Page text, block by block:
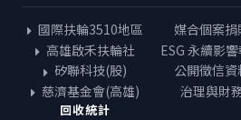
國際扶輪3510地區
高雄啟禾扶輪社
矽聯科技(股)
慈濟基金會(高雄)
媒合個案捐
ESG 永續影
公開徵信資
治理與財
回收統計